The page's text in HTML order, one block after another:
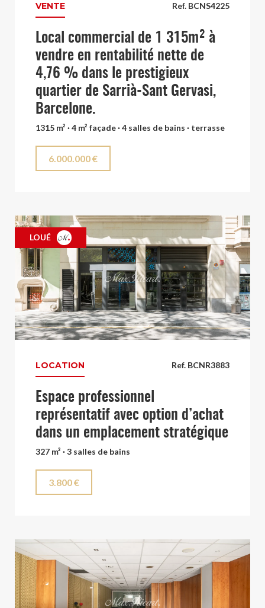
Ref. BCNS4225
VENTE
Local commercial de 1 315m² à
vendre en rentabilité nette de
4,76 % dans le prestigieux
quartier de Sarrià-Sant Gervasi,
Barcelone.
1315 m² · 4 m² façade · 4 salles de bains · terrasse
6.000.000 €
LOUÉ
Ref. BCNR3883
LOCATION
Espace professionnel
représentatif avec option d’achat
dans un emplacement stratégique
327 m² · 3 salles de bains
3.800 €